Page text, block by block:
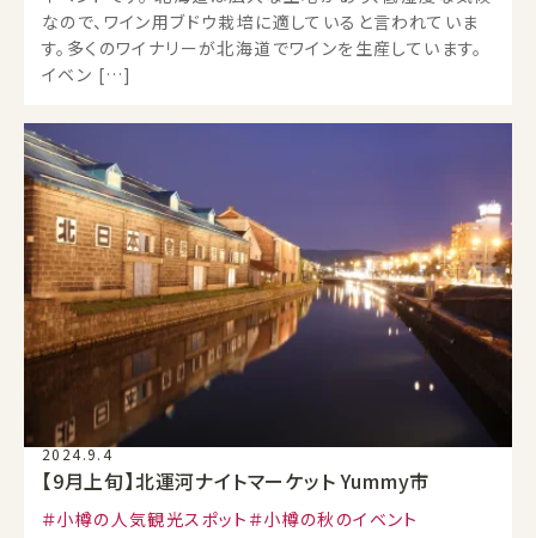
なので、ワイン用ブドウ栽培に適していると言われていま
す。多くのワイナリーが北海道でワインを生産しています。
イベン […]
2024.9.4
【9月上旬】北運河ナイトマーケット Yummy市
小樽の人気観光スポット
小樽の秋のイベント